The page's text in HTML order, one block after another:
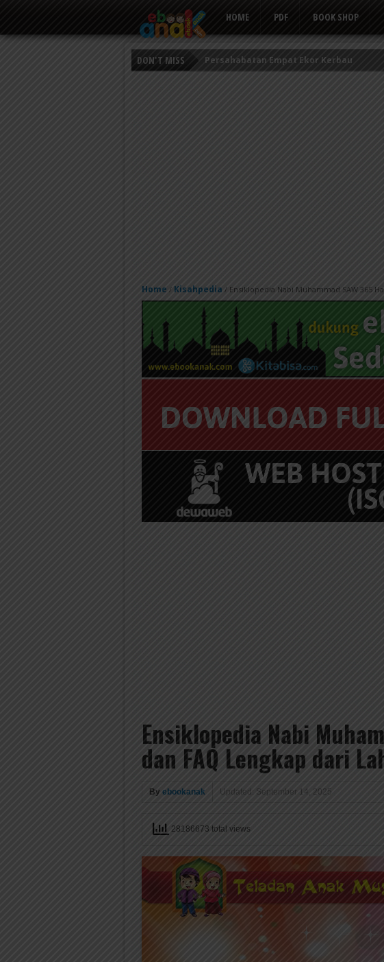
HOME PDF BOOK SHOP
DON'T MISS
Persahabatan Empat Ekor Kerbau
Home / Kisahpedia / Ensiklopedia Nabi Muhammad SAW 365
Ensiklopedia Nabi
dan FAQ Lengkap dari
By ebookanak Updated: September 14, 2025
28186673 total views